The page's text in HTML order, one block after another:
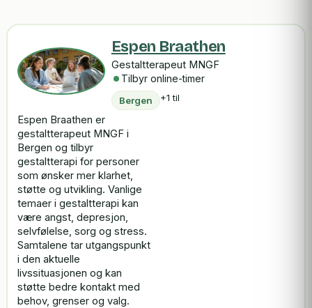
Espen Braathen
Gestaltterapeut MNGF
Tilbyr online-timer
Bergen +1 til
Espen Braathen er
gestaltterapeut MNGF i
Bergen og tilbyr
gestaltterapi for personer
som ønsker mer klarhet,
støtte og utvikling. Vanlige
temaer i gestaltterapi kan
være angst, depresjon,
selvfølelse, sorg og stress.
Samtalene tar utgangspunkt
i den aktuelle
livssituasjonen og kan
støtte bedre kontakt med
behov, grenser og valg.